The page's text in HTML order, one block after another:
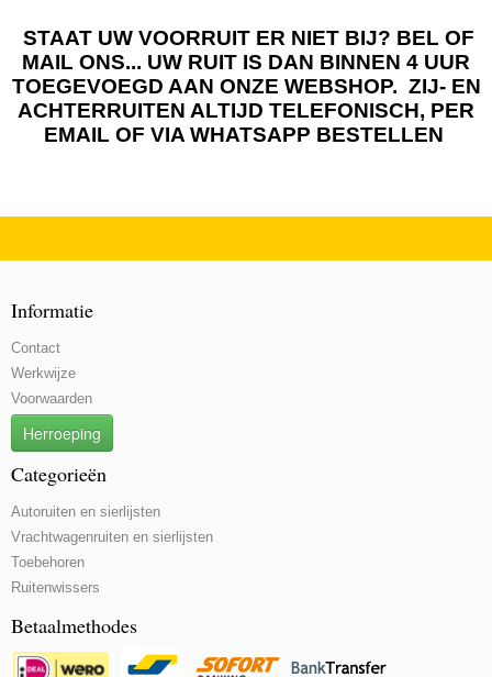
STAAT UW VOORRUIT ER NIET BIJ? BEL OF
MAIL ONS... UW RUIT IS DAN BINNEN 4 UUR
TOEGEVOEGD AAN ONZE WEBSHOP. ZIJ- EN
ACHTERRUITEN ALTIJD TELEFONISCH, PER
EMAIL OF VIA WHATSAPP BESTELLEN
Informatie
Contact
Werkwijze
Voorwaarden
Herroeping
Categorieën
Autoruiten en sierlijsten
Vrachtwagenruiten en sierlijsten
Toebehoren
Ruitenwissers
Betaalmethodes